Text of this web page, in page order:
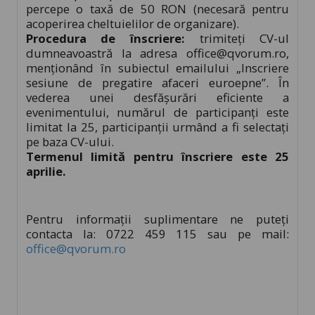
percepe o taxă de 50 RON (necesară pentru
acoperirea cheltuielilor de organizare).
Procedura de înscriere: trimiteți CV-ul
dumneavoastră la adresaoffice@qvorum.ro,
menționând în subiectul emailului „Inscriere
sesiune de pregatire afaceri euroepne”. În
vederea unei desfășurări eficiente a
evenimentului, numărul de participanți este
limitat la 25, participanții urmând a fi selectați
pe baza CV-ului.
Termenul limită pentru înscriere este 25
aprilie.
Pentru informații suplimentare ne puteți
contacta la: 0722 459 115 sau pe mail:
office@qvorum.ro